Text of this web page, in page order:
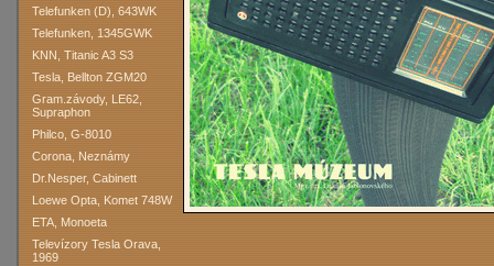
Telefunken (D), 643WK
Telefunken, 1345GWK
KNN, Titanic A3 S3
Tesla, Bellton ZGM20
Gram.závody, LE62,
Supraphon
Philco, G-8010
Corona, Neznámy
Dr.Nesper, Cabinett
Loewe Opta, Komet 748W
ETA, Monoeta
Televízory Tesla Orava,
1969